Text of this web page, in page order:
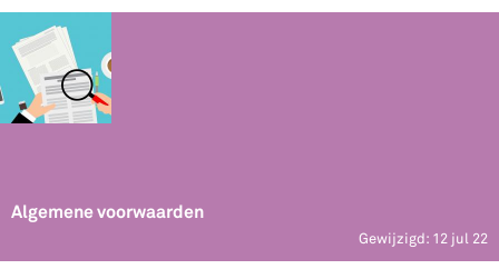
Algemene voorwaarden
Gewijzigd: 12 jul 22